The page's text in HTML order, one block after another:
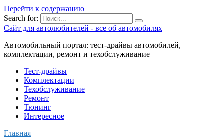
Перейти к содержанию
Search for:
Сайт для автолюбителей - все об автомобилях
Автомобильный портал: тест-драйвы автомобилей,
комплектации, ремонт и техобслуживание
Тест-драйвы
Комплектации
Техобслуживание
Ремонт
Тюнинг
Интересное
Главная